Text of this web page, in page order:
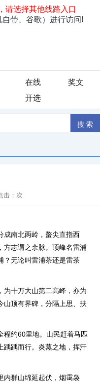
在线
奖文
开选
击： 次
成南北两岭，螯尖直指西
方志谓之余脉。顶峰名雷浦
？无论叫雷浦茶还是雷茶
为十万大山第二高峰，亦为
山顶有界碑，分隔上思、扶
程约60里地。山民赶着马匹
踽踽而行。炎蒸之地，挥汗
内群山绵延起伏，烟霭袅